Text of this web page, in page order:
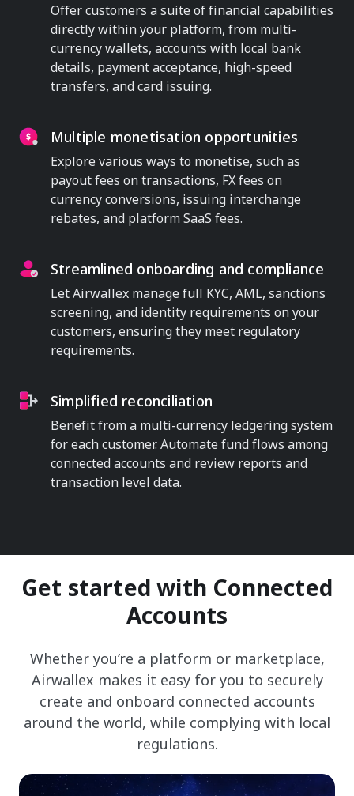
Offer customers a suite of financial capabilities
directly within your platform, from multi-
currency wallets, accounts with local bank
details, payment acceptance, high-speed
transfers, and card issuing.
Multiple monetisation opportunities
Explore various ways to monetise, such as
payout fees on transactions, FX fees on
currency conversions, issuing interchange
rebates, and platform SaaS fees.
Streamlined onboarding and compliance
Let Airwallex manage full KYC, AML, sanctions
screening, and identity requirements on your
customers, ensuring they meet regulatory
requirements.
Simplified reconciliation
Benefit from a multi-currency ledgering system
for each customer. Automate fund flows among
connected accounts and review reports and
transaction level data.
Get started with Connected
Accounts
Whether you’re a platform or marketplace,
Airwallex makes it easy for you to securely
create and onboard connected accounts
around the world, while complying with local
regulations.